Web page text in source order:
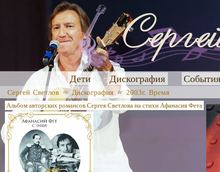
Дети Дискография
Сергей Светлов ≈Дискография ≈ 2003г. Время
Альбом авторских романсов Сергея Светлова на стихи Афанасия Фета